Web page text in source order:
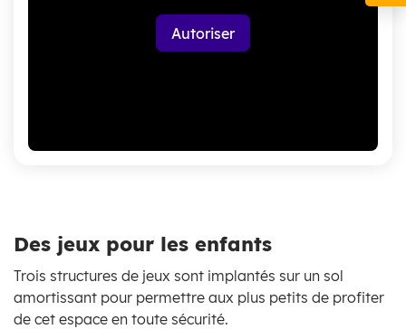
Autoriser
Des jeux pour les enfants
Trois structures de jeux sont implantés sur un sol
amortissant pour permettre aux plus petits de profiter
de cet espace en toute sécurité.